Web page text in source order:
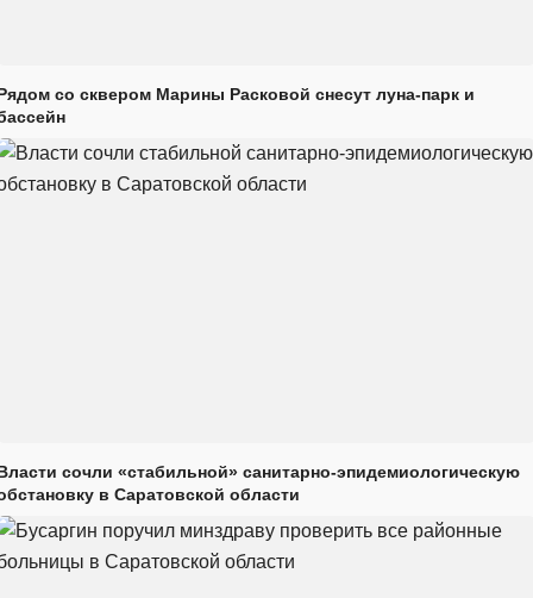
со сквером Марины Расковой снесут луна-парк и
сочли «стабильной» санитарно-эпидемиологическую
в Саратовской области